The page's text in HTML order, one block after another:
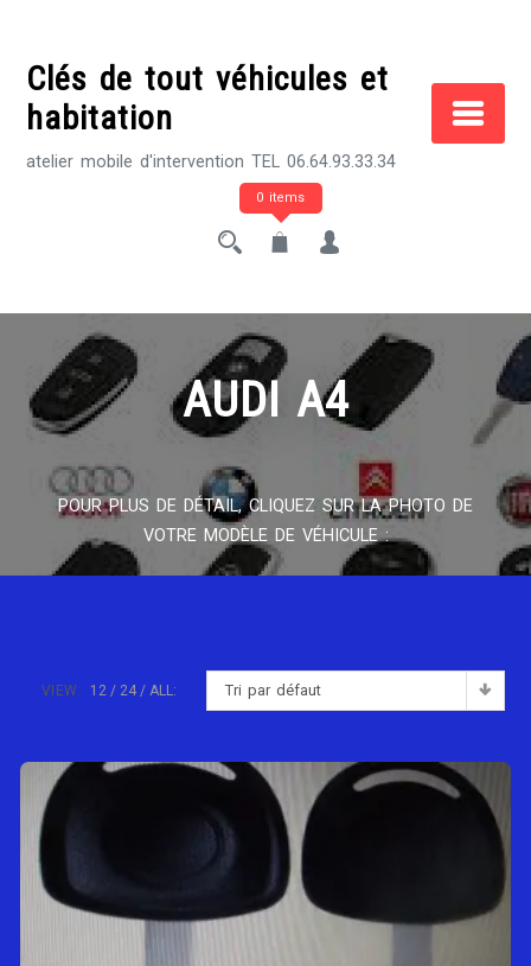
contentClés de tout véhicules et
habitation
atelier mobile d'intervention TEL 06.64.93.33.34
0 items
AUDI A4
POUR PLUS DE DÉTAIL, CLIQUEZ SUR LA PHOTO DE
VOTRE MODÈLE DE VÉHICULE :
Tri par défaut
VIEW: 12 24 ALL: